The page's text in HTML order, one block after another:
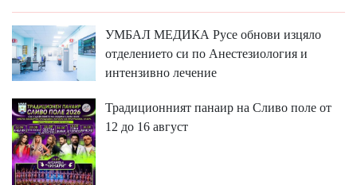
УМБАЛ МЕДИКА Русе обнови изцяло
отделението си по Анестезиология и
интензивно лечение
Традиционният панаир на Сливо поле от
12 до 16 август